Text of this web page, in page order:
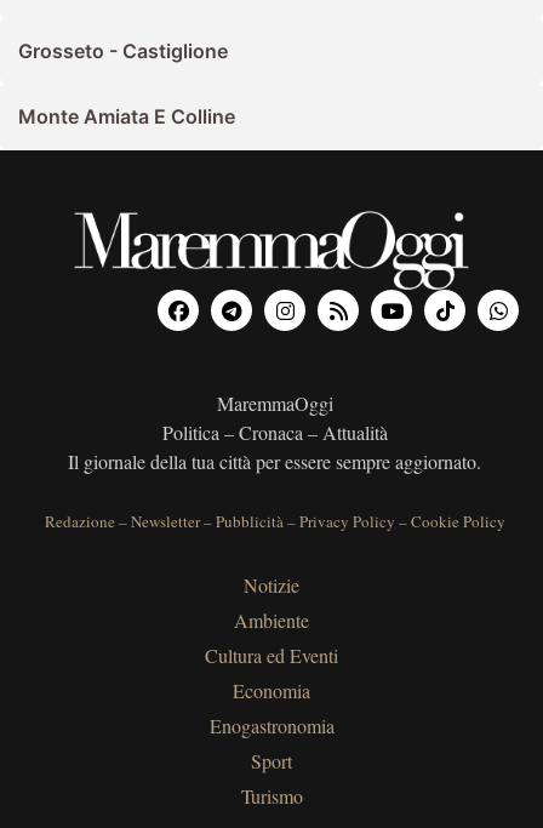
Grosseto - Castiglione
Monte Amiata E Colline
MaremmaOggi
Politica – Cronaca – Attualità
Il giornale della tua città per essere sempre aggiornato.
Redazione –Newsletter–Pubblicità–Privacy Policy –Cookie Policy
Notizie
Ambiente
Cultura ed Eventi
Economia
Enogastronomia
Sport
Turismo